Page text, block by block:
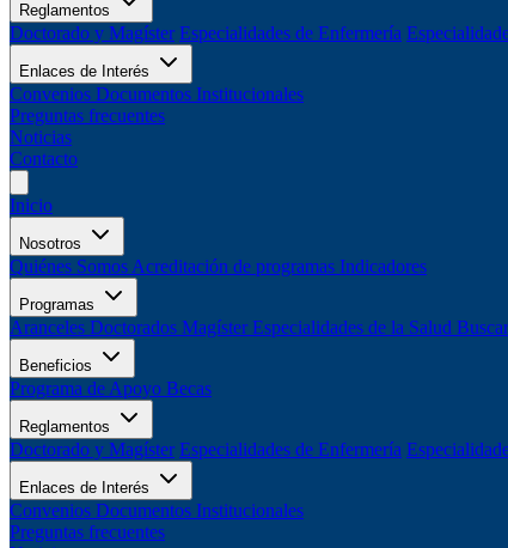
Reglamentos
Doctorado y Magíster Especialidades de Enfermería
Enlaces de Interés
Convenios Documentos Institucionales
Preguntas frecuentes
Noticias
Contacto
Inicio
Nosotros
Quiénes Somos Acreditación de programas Indicadores
Programas
Aranceles Doctorados Magíster Especialidades de la Salud
Beneficios
Programa de Apoyo Becas
Reglamentos
Doctorado y Magíster Especialidades de Enfermería
Enlaces de Interés
Convenios Documentos Institucionales
Preguntas frecuentes